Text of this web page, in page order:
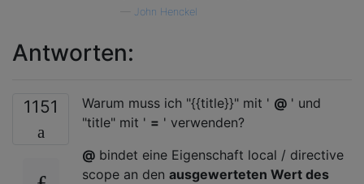
John Henckel
Antworten:
1151 Warum muss ich "{{title}}" mit ' @ ' und
"title" mit ' = ' verwenden?
@ bindet eine Eigenschaft local / directive
scope an den ausgewerteten Wert des